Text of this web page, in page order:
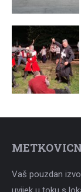
Vaš pouzdan